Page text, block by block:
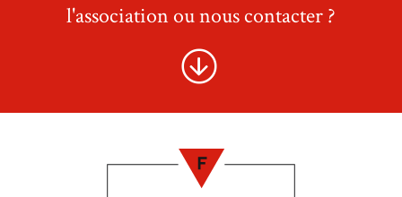
l'association ou nous contacter ?